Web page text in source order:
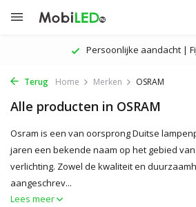
Persoonlijke aandacht |
Terug Home Merken OSRAM
Alle producten in OSRAM
Osram is een van oorsprong Duitse
jaren een bekende naam op het gebied
verlichting. Zowel de kwaliteit en
aangeschrev...
Lees meer